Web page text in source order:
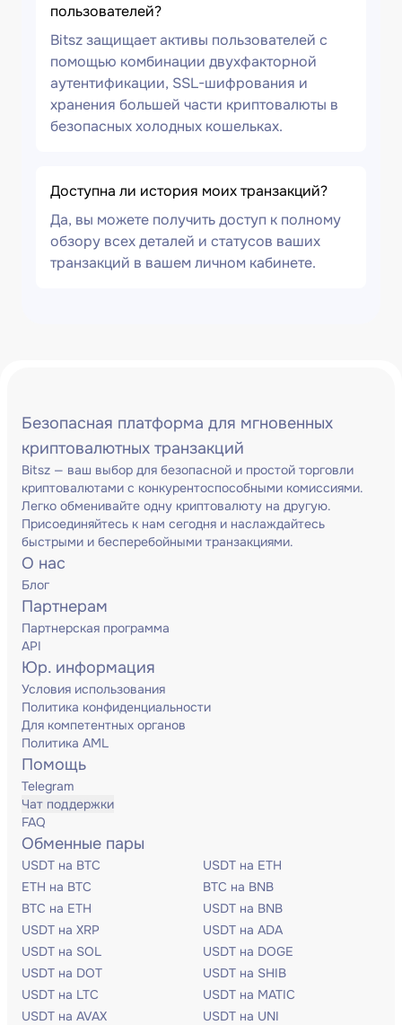
пользователей?
Bitsz защищает активы пользователей с
помощью комбинации двухфакторной
аутентификации, SSL-шифрования и
хранения большей части криптовалюты в
безопасных холодных кошельках.
Доступна ли история моих транзакций?
Да, вы можете получить доступ к полному
обзору всех деталей и статусов ваших
транзакций в вашем личном кабинете.
Безопасная платформа для мгновенных
криптовалютных транзакций
Bitsz — ваш выбор для безопасной и простой торговли
криптовалютами с конкурентоспособными комиссиями.
Легко обменивайте одну криптовалюту на другую.
Присоединяйтесь к нам сегодня и наслаждайтесь
быстрыми и бесперебойными транзакциями.
О нас
Блог
Партнерам
Партнерская программа
API
Юр. информация
Условия использования
Политика конфиденциальности
Для компетентных органов
Политика AML
Помощь
Telegram
Чат поддержки
FAQ
Обменные пары
USDT на BTC
USDT на ETH
ETH на BTC
BTC на BNB
BTC на ETH
USDT на BNB
USDT на XRP
USDT на ADA
USDT на SOL
USDT на DOGE
USDT на DOT
USDT на SHIB
USDT на LTC
USDT на MATIC
USDT на AVAX
USDT на UNI